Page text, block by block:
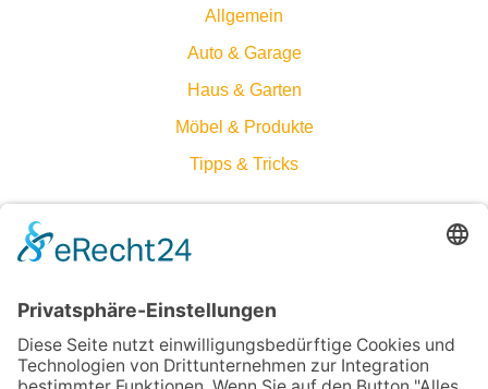
Allgemein
Auto & Garage
Haus & Garten
Möbel & Produkte
Tipps & Tricks
Technik im Griff: Wie du Systeme in Haus und Garage
Mehr Licht, weniger Risiko: Die beste Lösung für dein
Pflanzenhaus